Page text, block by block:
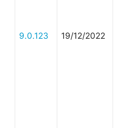
9.0.123 19/12/2022